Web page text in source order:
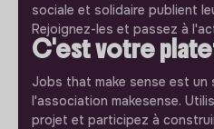
sociale et solidaire publient
Rejoignez-les et passez à
C'est votre
Jobs that make sense est
l'association makesense.
projet et participez à